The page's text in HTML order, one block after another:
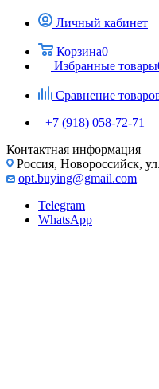
Личный кабинет
Корзина0
Избранные товары
Сравнение
+7 (918) 058-72-71
Контактная информация
Россия, Новороссийск,
opt.buying@gmail.com
Telegram
WhatsApp